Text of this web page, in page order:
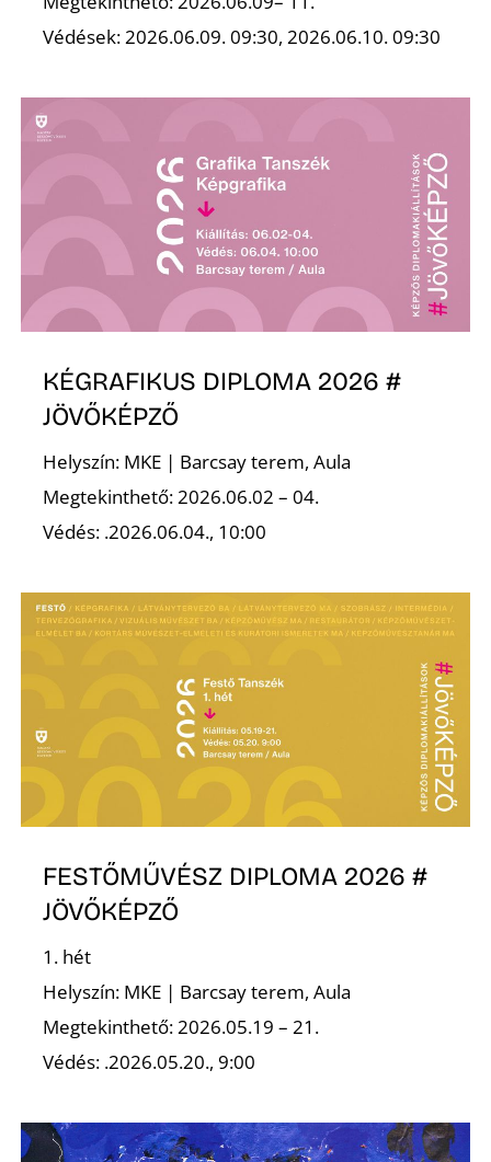
Védések: 2026.06.09. 09:30, 2026.06.10. 09:30
KÉGRAFIKUS DIPLOMA 2026 #
JÖVŐKÉPZŐ
Helyszín: MKE | Barcsay terem, Aula
Megtekinthető: 2026.06.02 – 04.
Védés: .2026.06.04., 10:00
FESTŐMŰVÉSZ DIPLOMA 2026 #
JÖVŐKÉPZŐ
1. hét
Helyszín: MKE | Barcsay terem, Aula
Megtekinthető: 2026.05.19 – 21.
Védés: .2026.05.20., 9:00